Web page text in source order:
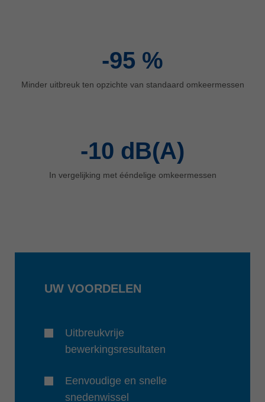
-95 %
Minder uitbreuk ten opzichte van standaard omkeermessen
-10 dB(A)
In vergelijking met ééndelige omkeermessen
UW VOORDELEN
Uitbreukvrije
bewerkingsresultaten
Eenvoudige en snelle
snedenwissel